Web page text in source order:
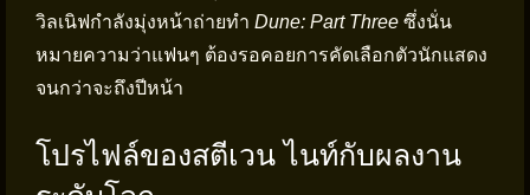
วิลเนิฟกำลังมุ่งหน้าถ่ายทำ Dune: Part Three ซึ่งนั่น
หมายความว่าแฟนๆ ต้องรอคอยการคัดเลือกตัวนักแสดง
จนกว่าจะถึงปีหน้า
โปรไฟล์ของสตีเวน ไนท์กับผลงาน